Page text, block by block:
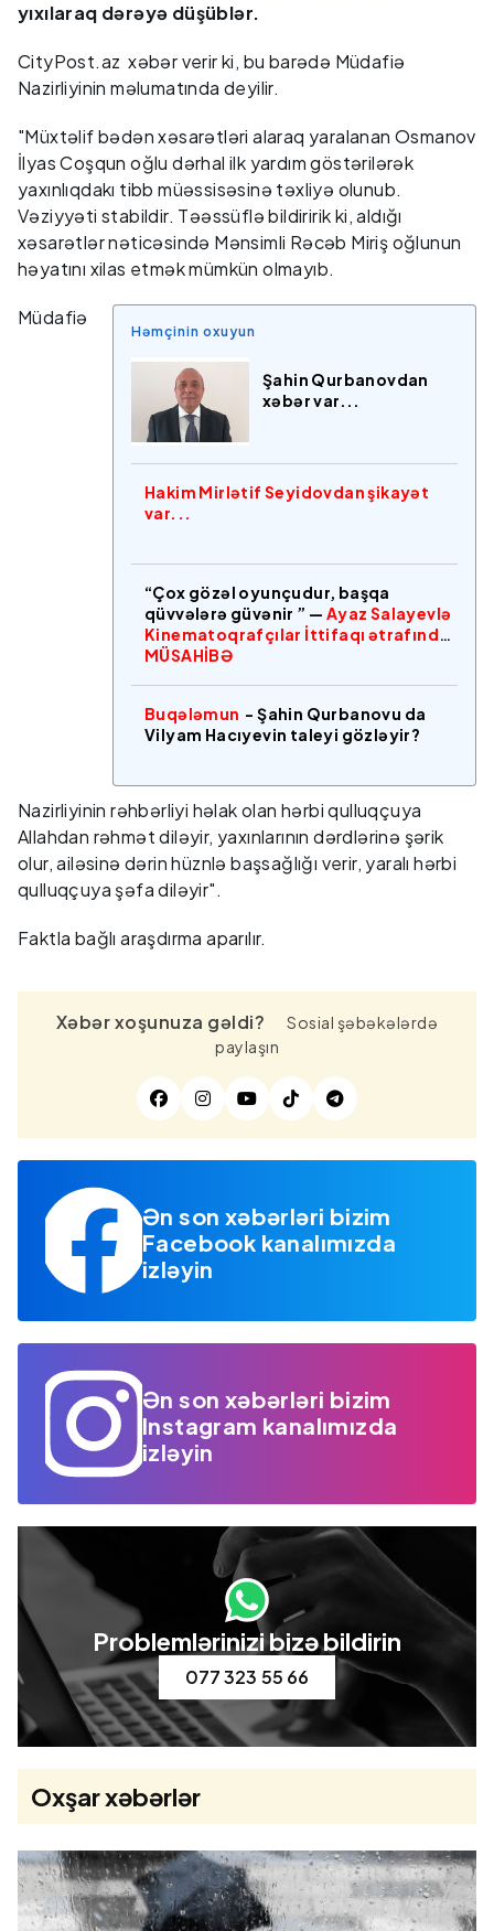
yıxılaraq dərəyə düşüblər.
CityPost.az xəbər verir ki, bu barədə Müdafiə
Nazirliyinin məlumatında deyilir.
"Müxtəlif bədən xəsarətləri alaraq yaralanan Osmanov
İlyas Coşqun oğlu dərhal ilk yardım göstərilərək
yaxınlıqdakı tibb müəssisəsinə təxliyə olunub.
Vəziyyəti stabildir. Təəssüflə bildiririk ki, aldığı
xəsarətlər nəticəsində Mənsimli Rəcəb Miriş oğlunun
həyatını xilas etmək mümkün olmayıb.
Həmçinin oxuyun
Şahin Qurbanovdan
xəbər var...
Hakim Mirlətif Seyidovdan şikayət
var...
“Çox gözəl oyunçudur, başqa
qüvvələrə güvənir ” — Ayaz Salayevlə
Kinematoqrafçılar İttifaqı ətrafında
MÜSAHİBƏ
Buqələmun - Şahin Qurbanovu da
Vilyam Hacıyevin taleyi gözləyir?
Müdafiə
Nazirliyinin rəhbərliyi həlak olan hərbi qulluqçuya
Allahdan rəhmət diləyir, yaxınlarının dərdlərinə şərik
olur, ailəsinə dərin hüznlə başsağlığı verir, yaralı hərbi
qulluqçuya şəfa diləyir".
Faktla bağlı araşdırma aparılır.
Xəbər xoşunuza gəldi?
Sosial şəbəkələrdə
paylaşın
Ən son xəbərləri bizim
Facebook kanalımızda
izləyin
Ən son xəbərləri bizim
Instagram kanalımızda
izləyin
Problemlərinizi bizə bildirin
077 323 55 66
Oxşar xəbərlər